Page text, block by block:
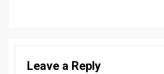
Leave a Reply